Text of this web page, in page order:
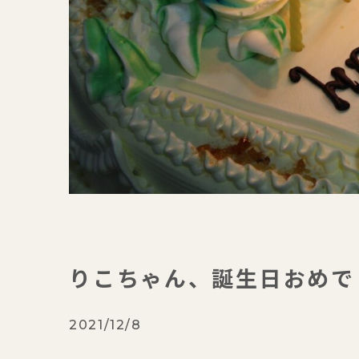
りこちゃん、誕生日おめ
2021/12/8